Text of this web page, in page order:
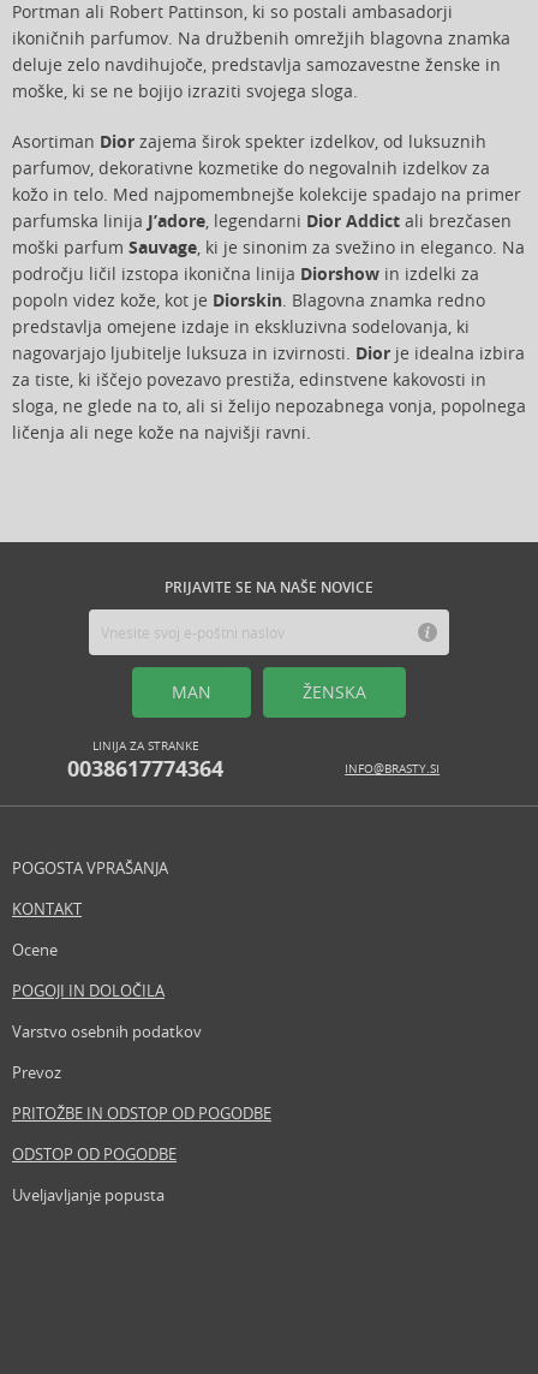
Portman ali Robert Pattinson, ki so postali ambasadorji
ikoničnih parfumov. Na družbenih omrežjih blagovna znamka
deluje zelo navdihujoče, predstavlja samozavestne ženske in
moške, ki se ne bojijo izraziti svojega sloga.
Asortiman Dior zajema širok spekter izdelkov, od luksuznih
parfumov, dekorativne kozmetike do negovalnih izdelkov za
kožo in telo. Med najpomembnejše kolekcije spadajo na primer
parfumska linija J’adore, legendarni Dior Addict ali brezčasen
moški parfum Sauvage, ki je sinonim za svežino in eleganco. Na
področju ličil izstopa ikonična linija Diorshow in izdelki za
popoln videz kože, kot je Diorskin. Blagovna znamka redno
predstavlja omejene izdaje in ekskluzivna sodelovanja, ki
nagovarjajo ljubitelje luksuza in izvirnosti. Dior je idealna izbira
za tiste, ki iščejo povezavo prestiža, edinstvene kakovosti in
sloga, ne glede na to, ali si želijo nepozabnega vonja, popolnega
ličenja ali nege kože na najvišji ravni.
PRIJAVITE SE NA NAŠE NOVICE
MAN ŽENSKA
LINIJA ZA STRANKE
0038617774364 INFO@BRASTY.SI
POGOSTA VPRAŠANJA
KONTAKT
Ocene
POGOJI IN DOLOČILA
Varstvo osebnih podatkov
Prevoz
PRITOŽBE IN ODSTOP OD POGODBE
ODSTOP OD POGODBE
Uveljavljanje popusta